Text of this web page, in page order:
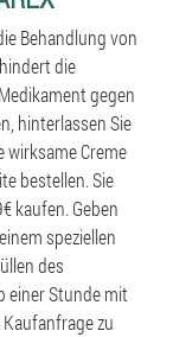
Behandlung von
die
gegen
hinterlassen Sie
wirksame Creme
bestellen. Sie
kaufen. Geben
speziellen
des
einer Stunde mit
zu